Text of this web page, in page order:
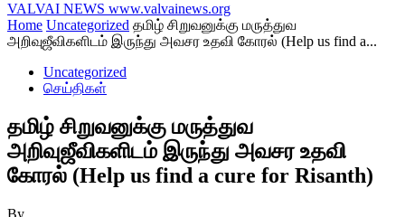
VALVAI NEWS www.valvainews.org
Home Uncategorized தமிழ் சிறுவனுக்கு மருத்துவ
அறிவுஜீவிகளிடம் இருந்து அவசர உதவி கோரல் (Help us find a...
Uncategorized
செய்திகள்
தமிழ் சிறுவனுக்கு மருத்துவ
அறிவுஜீவிகளிடம் இருந்து அவசர உதவி
கோரல் (Help us find a cure for Risanth)
By